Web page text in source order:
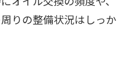
りの整備状況はしっか